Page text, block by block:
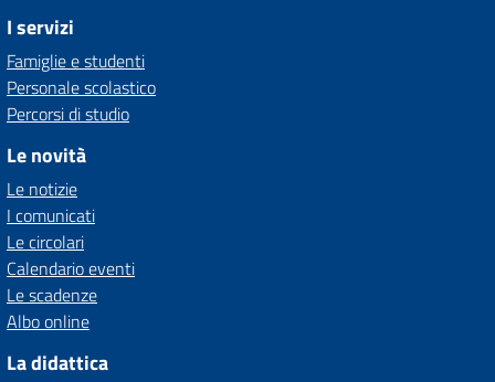
I servizi
Famiglie e studenti
Personale scolastico
Percorsi di studio
Le novità
Le notizie
I comunicati
Le circolari
Calendario eventi
Le scadenze
Albo online
La didattica